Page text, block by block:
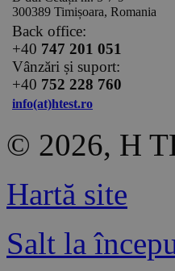
300389 Timișoara, Romania
Back office:
+40 747 201 051
Vânzări și suport:
+40 752 228 760
info(at)htest.ro
© 2026, H
Hartă site
Salt la